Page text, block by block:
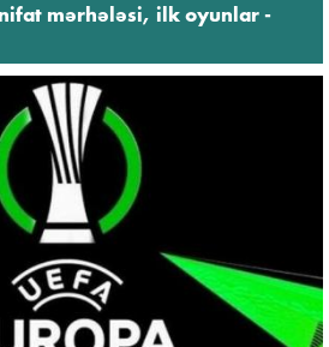
mərhələsi, ilk oyunlar -